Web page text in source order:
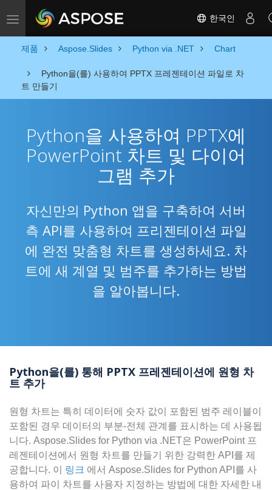
Toggle navigation 한국인
제품 Aspose.Slides Python via .NET Chart
Python을(를) 사용하여 PPTX 프레젠테이션 파일로 차
트 만들기
Python을 사용하여 PPTX에
PowerPoint 차트 및 다이어
그램 추가
자신만의 Python 앱을 구축하여 서버
측 API를 사용하여 프리젠테이션 파일
에 완전 맞춤형 차트를 생성하세요. 차
트에 새 계열 및 범주를 추가하는 방법
을 알아봅니다.
Python을(를) 통해 PPTX 프레젠테이션에 원형 차
트 추가
원형 차트는 특히 데이터에 숫자 값이 포함된 범주 레이블이
포함된 경우 데이터의 부분-전체 관계를 표시하는 데 사용됩
니다. Aspose.Slides for Python via .NET은 PowerPoint 프
레젠테이션에서 원형 차트를 만들기 위한 강력한 API를 제
공합니다. 이 링크 에서 Aspose.Slides for Python API를 사
용하여 파이 차트를 사용자 지정하는 방법에 대한 자세한 내